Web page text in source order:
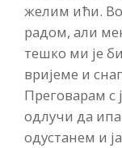
желим ићи.
радом, али
тешко ми је
вријеме и
Преговарам с
одлучи да
одустанем и